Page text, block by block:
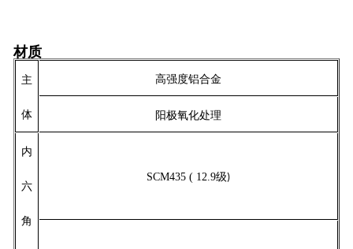
材质
主
体
高强度铝合金
阳极氧化处理
内
六
角
SCM435 ( 12.9级)